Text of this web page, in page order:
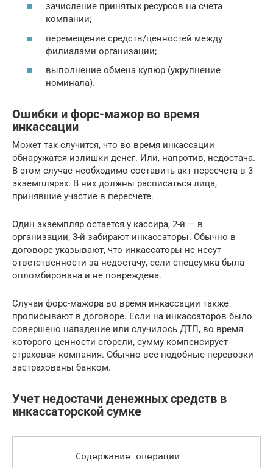
зачисление принятых ресурсов на счета
компании;
перемещение средств/ценностей между
филиалами организации;
выполнение обмена купюр (укрупнение
номинала).
Ошибки и форс-мажор во время
инкассации
Может так случится, что во время инкассации
обнаружатся излишки денег. Или, напротив, недостача.
В этом случае необходимо составить акт пересчета в 3
экземплярах. В них должны расписаться лица,
принявшие участие в пересчете.
Один экземпляр остается у кассира, 2-й — в
организации, 3-й забирают инкассаторы. Обычно в
договоре указывают, что инкассаторы не несут
ответственности за недостачу, если спецсумка была
опломбирована и не повреждена.
Случаи форс-мажора во время инкассации также
прописывают в договоре. Если на инкассаторов было
совершено нападение или случилось ДТП, во время
которого ценности сгорели, сумму компенсирует
страховая компания. Обычно все подобные перевозки
застрахованы банком.
Учет недостачи денежных средств в
инкассаторской сумке
          Содержание операции